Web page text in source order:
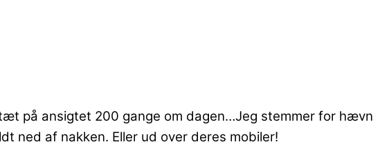
på ansigtet 200 gange om dagen…Jeg stemmer for hævn
ned af nakken. Eller ud over deres mobiler!